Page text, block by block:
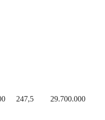
247,5 29.700.000